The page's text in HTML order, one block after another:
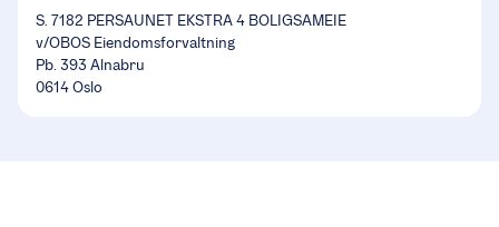
S. 7182 PERSAUNET EKSTRA 4 BOLIGSAMEIE
v/OBOS Eiendomsforvaltning
Pb. 393 Alnabru
0614 Oslo